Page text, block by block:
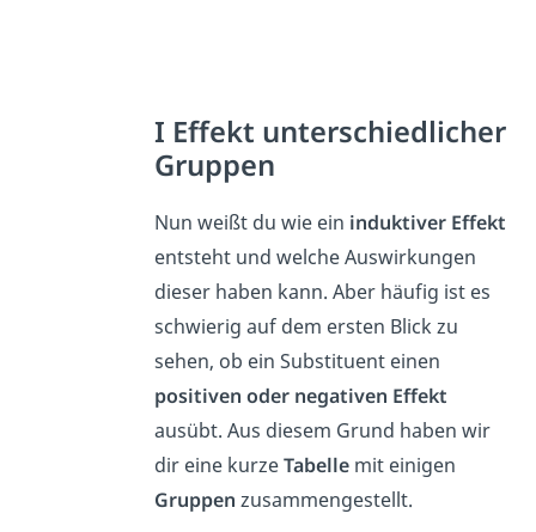
I Effekt unterschiedlicher
Gruppen
Nun weißt du wie ein induktiver Effekt
entsteht und welche Auswirkungen
dieser haben kann. Aber häufig ist es
schwierig auf dem ersten Blick zu
sehen, ob ein Substituent einen
positiven oder negativen Effekt
ausübt. Aus diesem Grund haben wir
dir eine kurzeTabelle mit einigen
Gruppen zusammengestellt.